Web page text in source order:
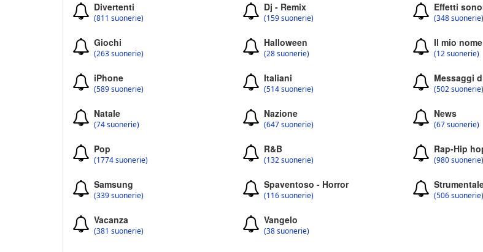
Divertenti
(811 suonerie)
Dj - Remix
(159 suonerie)
Effetti
(348 suonerie)
Giochi
(263 suonerie)
Halloween
(28 suonerie)
Il mio nome
(12 suonerie)
iPhone
(589 suonerie)
Italiani
(514 suonerie)
Messaggi
(502 suonerie)
Natale
(74 suonerie)
Nazione
(647 suonerie)
News
(67 suonerie)
Pop
(1774 suonerie)
R&B
(132 suonerie)
Rap-Hip
(980 suonerie)
Samsung
(339 suonerie)
Spaventoso - Horror
(116 suonerie) (506 suonerie)
Vacanza
(381 suonerie)
Vangelo
(38 suonerie)